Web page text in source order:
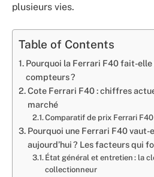
plusieurs vies.
Table of Contents
Pourquoi la Ferrari F40 fait-elle
compteurs ?
Cote Ferrari F40 : chiffres
marché
Comparatif de prix Ferrari
Pourquoi une Ferrari F40
aujourd’hui ? Les facteurs qui
État général et entretien : la
collectionneur